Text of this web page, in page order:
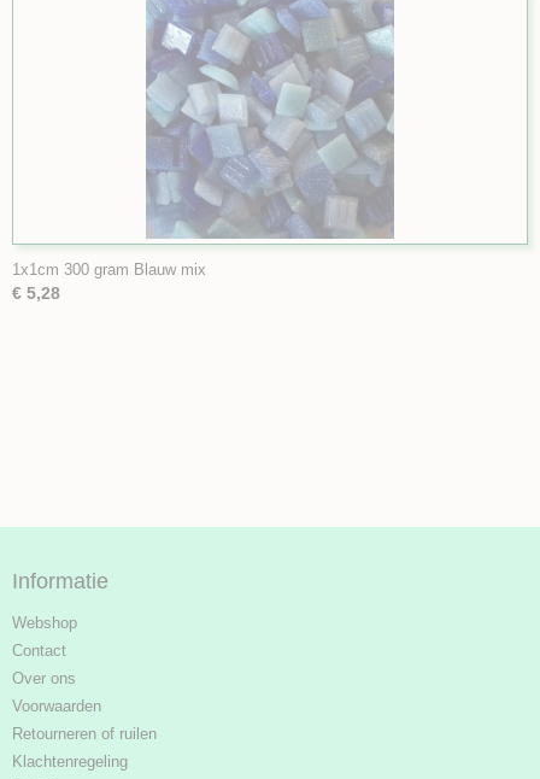
1x1cm 300 gram Blauw mix
€ 5,28
Informatie
Webshop
Contact
Over ons
Voorwaarden
Retourneren of ruilen
Klachtenregeling